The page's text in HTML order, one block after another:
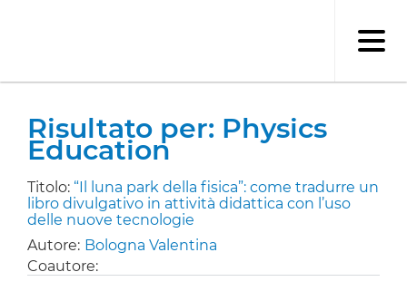
Risultato per: Physics
Education
Titolo: “Il luna park della fisica”: come tradurre un
libro divulgativo in attività didattica con l’uso
delle nuove tecnologie
Autore: Bologna Valentina
Coautore: